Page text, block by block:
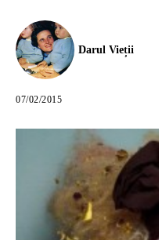
Darul Vieții
07/02/2015